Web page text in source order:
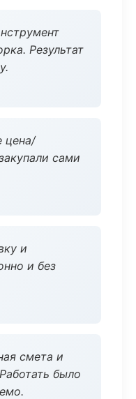
Результат
цена/
сами
и
и без
смета и
было